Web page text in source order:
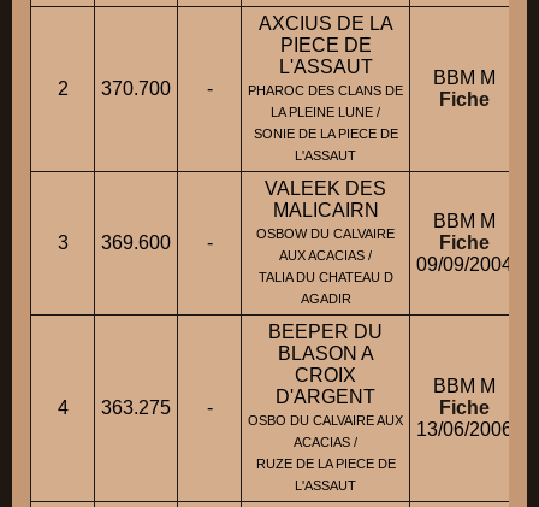
2 370.700 -
AXCIUS DE LA
PIECE DE
L'ASSAUT
PHAROC DES CLANS DE
LA PLEINE LUNE /
SONIE DE LA PIECE DE
L'ASSAUT
BBM M
Fiche
3 369.600 -
VALEEK DES
MALICAIRN
OSBOW DU CALVAIRE
AUX ACACIAS /
TALIA DU CHATEAU D
AGADIR
BBM M
Fiche
09/09/2004
4 363.275 -
BEEPER DU
BLASON A
CROIX
D'ARGENT
OSBO DU CALVAIRE AUX
ACACIAS /
RUZE DE LA PIECE DE
L'ASSAUT
BBM M
Fiche
13/06/2006